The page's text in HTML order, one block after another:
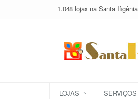
1.048 lojas na Santa Ifigênia
LOJAS SERVIÇOS